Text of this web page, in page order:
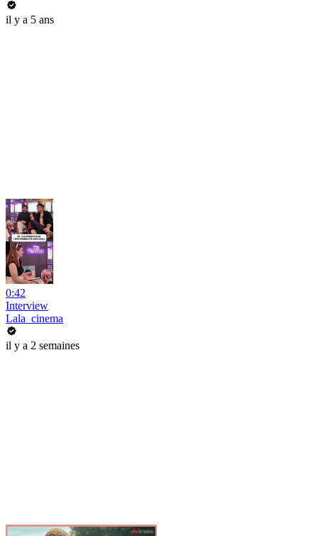
il y a 5 ans
0:42
Interview
Lala_cinema
il y a 2 semaines